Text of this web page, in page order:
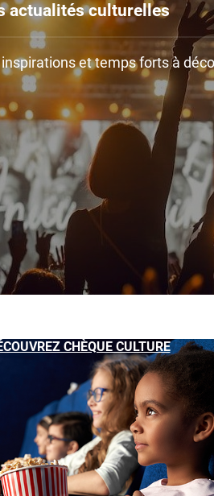
actualités culturelles
et temps forts à
CHÈQUE CULTURE